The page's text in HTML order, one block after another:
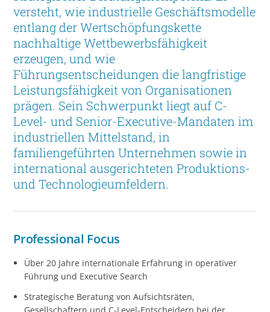
versteht, wie industrielle Geschäftsmodelle
entlang der Wertschöpfungskette
nachhaltige Wettbewerbsfähigkeit
erzeugen, und wie
Führungsentscheidungen die langfristige
Leistungsfähigkeit von Organisationen
prägen. Sein Schwerpunkt liegt auf C-
Level- und Senior-Executive-Mandaten im
industriellen Mittelstand, in
familiengeführten Unternehmen sowie in
international ausgerichteten Produktions-
und Technologieumfeldern.
Professional Focus
Über 20 Jahre internationale Erfahrung in operativer
Führung und Executive Search
Strategische Beratung von Aufsichtsräten,